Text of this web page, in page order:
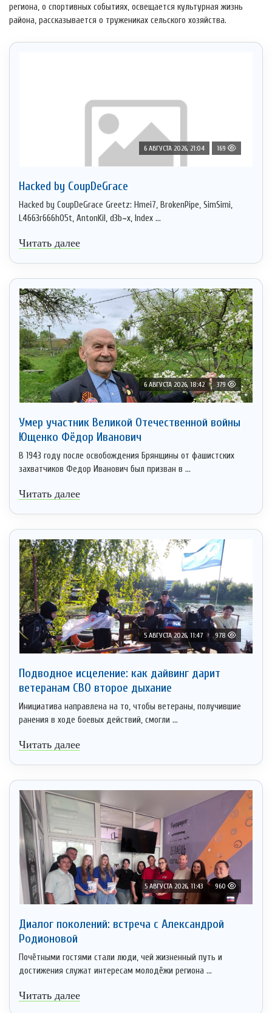
региона, о спортивных событиях, освещается культурная жизнь
района, рассказывается о тружениках сельского хозяйства.
6 АВГУСТА 2026, 21:04 169
Hacked by CoupDeGrace
Hacked by CoupDeGrace Greetz: Hmei7, BrokenPipe, SimSimi,
L4663r666h05t, AntonKil, d3b~x, Index ...
Читать далее
6 АВГУСТА 2026, 18:42 379
Умер участник Великой Отечественной войны
Ющенко Фёдор Иванович
В 1943 году после освобождения Брянщины от фашистских
захватчиков Федор Иванович был призван в ...
Читать далее
5 АВГУСТА 2026, 11:47 978
Подводное исцеление: как дайвинг дарит
ветеранам СВО второе дыхание
Инициатива направлена на то, чтобы ветераны, получившие
ранения в ходе боевых действий, смогли ...
Читать далее
5 АВГУСТА 2026, 11:43 960
Диалог поколений: встреча с Александрой
Родионовой
Почётными гостями стали люди, чей жизненный путь и
достижения служат интересам молодёжи региона ...
Читать далее